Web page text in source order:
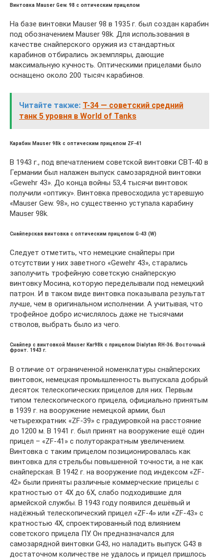
Винтовка Mauser Gew. 98 с оптическим прицелом
На базе винтовки Mauser 98 в 1935 г. был создан карабин
под обозначением Mauser 98k. Для использования в
качестве снайперского оружия из стандартных
карабинов отбирались экземпляры, дающие
максимальную кучность. Оптическими прицелами было
оснащено около 200 тысяч карабинов.
Читайте также: Т-34 — советский средний
танк 5 уровня в World of Tanks
Карабин Mauser 98k с оптическим прицелом ZF-41
В 1943 г., под впечатлением советской винтовки СВТ-40 в
Германии был налажен выпуск самозарядной винтовки
«Gewehr 43». До конца войны 53,4 тысячи винтовок
получили «оптику». Винтовка превосходила устаревшую
«Mauser Gew. 98», но существенно уступала карабину
Mauser 98k.
Снайперская винтовка с оптическим прицелом G-43 (W)
Следует отметить, что немецкие снайперы при
отсутствии у них заветного «Gewehr 43», старались
заполучить трофейную советскую снайперскую
винтовку Мосина, которую переделывали под немецкий
патрон. И в таком виде винтовка показывала результат
лучше, чем в оригинальном исполнении. А учитывая, что
трофейное добро исчислялось даже не тысячами
стволов, выбрать было из чего.
Снайпер с винтовкой Mauser Kar98k с прицелом Dialytan RH-36. Восточный
фронт. 1943 г.
В отличие от ограниченной номенклатуры снайперских
винтовок, немецкая промышленность выпускала добрый
десяток телескопических прицелов для них. Первым
типом телескопического прицела, официально принятым
в 1939 г. на вооружение немецкой армии, был
четырехкратник «ZF-39» с градуировкой на расстояние
до 1200 м. В 1941 г. был принят на вооружение ещё один
прицел – «ZF-41» с полуторакратным увеличением.
Винтовка с таким прицелом позиционировалась как
винтовка для стрельбы повышенной точности, а не как
снайперская. В 1942 г. на вооружение под индексом «ZF-
42» были приняты различные коммерческие прицелы с
кратностью от 4X до 6X, слабо подходившие для
армейской службы. В 1943 году появился дешёвый и
надёжный телескопический прицел «ZF-4» или «ZF-43» с
кратностью 4X, спроектированный под влиянием
советского прицела ПУ. Он предназначался для
самозарядной винтовки G43, но наладить выпуск G43 в
достаточном количестве не удалось и прицел пришлось